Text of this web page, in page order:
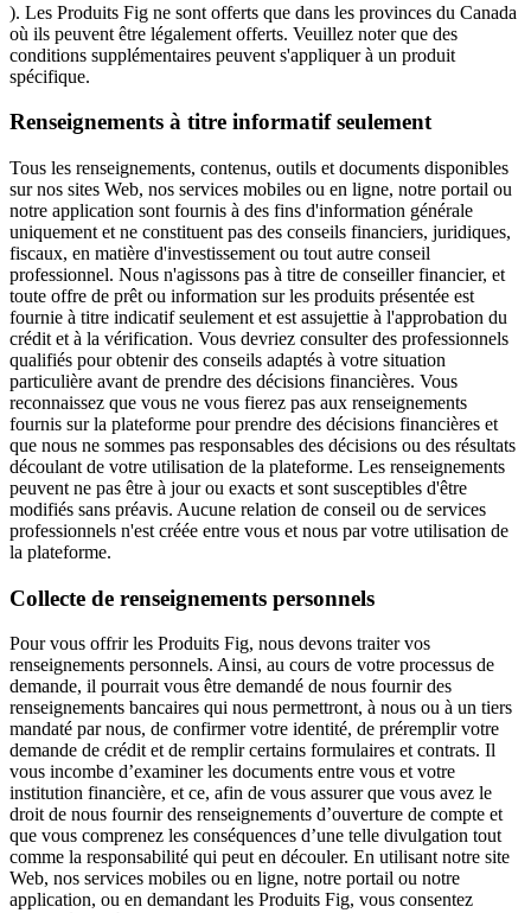
). Les Produits Fig ne sont offerts que dans les provinces du Canada
où ils peuvent être légalement offerts. Veuillez noter que des
conditions supplémentaires peuvent s'appliquer à un produit
spécifique.
Renseignements à titre informatif seulement
Tous les renseignements, contenus, outils et documents disponibles
sur nos sites Web, nos services mobiles ou en ligne, notre portail ou
notre application sont fournis à des fins d'information générale
uniquement et ne constituent pas des conseils financiers, juridiques,
fiscaux, en matière d'investissement ou tout autre conseil
professionnel. Nous n'agissons pas à titre de conseiller financier, et
toute offre de prêt ou information sur les produits présentée est
fournie à titre indicatif seulement et est assujettie à l'approbation du
crédit et à la vérification. Vous devriez consulter des professionnels
qualifiés pour obtenir des conseils adaptés à votre situation
particulière avant de prendre des décisions financières. Vous
reconnaissez que vous ne vous fierez pas aux renseignements
fournis sur la plateforme pour prendre des décisions financières et
que nous ne sommes pas responsables des décisions ou des résultats
découlant de votre utilisation de la plateforme. Les renseignements
peuvent ne pas être à jour ou exacts et sont susceptibles d'être
modifiés sans préavis. Aucune relation de conseil ou de services
professionnels n'est créée entre vous et nous par votre utilisation de
la plateforme.
Collecte de renseignements personnels
Pour vous offrir les Produits Fig, nous devons traiter vos
renseignements personnels. Ainsi, au cours de votre processus de
demande, il pourrait vous être demandé de nous fournir des
renseignements bancaires qui nous permettront, à nous ou à un tiers
mandaté par nous, de confirmer votre identité, de préremplir votre
demande de crédit et de remplir certains formulaires et contrats. Il
vous incombe d’examiner les documents entre vous et votre
institution financière, et ce, afin de vous assurer que vous avez le
droit de nous fournir des renseignements d’ouverture de compte et
que vous comprenez les conséquences d’une telle divulgation tout
comme la responsabilité qui peut en découler. En utilisant notre site
Web, nos services mobiles ou en ligne, notre portail ou notre
application, ou en demandant les Produits Fig, vous consentez